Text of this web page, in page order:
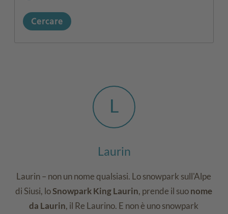
Cercare
L
Laurin
Laurin – non un nome qualsiasi. Lo snowpark sull'Alpe
di Siusi, loSnowpark King Laurin, prende il suonome
da Laurin, il Re Laurino. E non è uno snowpark